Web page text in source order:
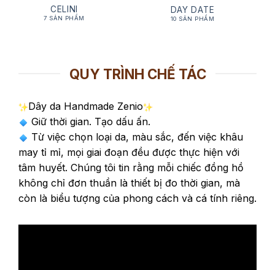
CELINI
7 SẢN PHẨM
DAY DATE
10 SẢN PHẨM
QUY TRÌNH CHẾ TÁC
Dây da Handmade Zenio
Giữ thời gian. Tạo dấu ấn.
Từ việc chọn loại da, màu sắc, đến việc khâu
may tỉ mỉ, mọi giai đoạn đều được thực hiện với
tâm huyết. Chúng tôi tin rằng mỗi chiếc đồng hồ
không chỉ đơn thuần là thiết bị đo thời gian, mà
còn là biểu tượng của phong cách và cá tính riêng.